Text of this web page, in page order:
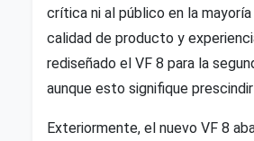
crítica ni al público en la
calidad de producto y
rediseñado el VF 8 para la
aunque esto signifique
Exteriormente, el nuevo VF 8